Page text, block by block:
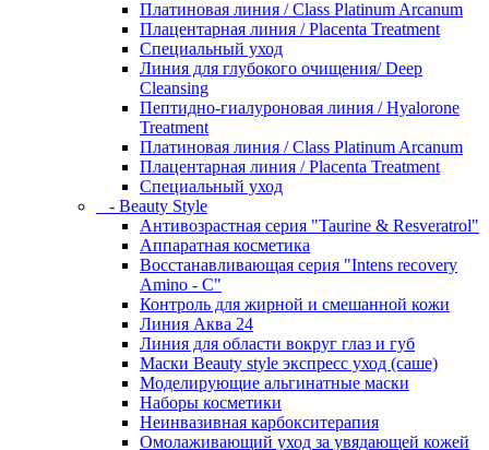
Платиновая линия / Class Platinum Arcanum
Плацентарная линия / Placenta Treatment
Специальный уход
Линия для глубокого очищения/ Deep
Cleansing
Пептидно-гиалуроновая линия / Hyalorone
Treatment
Платиновая линия / Class Platinum Arcanum
Плацентарная линия / Placenta Treatment
Специальный уход
- Beauty Style
Антивозрастная серия "Taurine & Resveratrol"
Аппаратная косметика
Восстанавливающая серия "Intens recovery
Amino - C"
Контроль для жирной и смешанной кожи
Линия Аква 24
Линия для области вокруг глаз и губ
Маски Beauty style экспресс уход (саше)
Моделирующие альгинатные маски
Наборы косметики
Неинвазивная карбокситерапия
Омолаживающий уход за увядающей кожей